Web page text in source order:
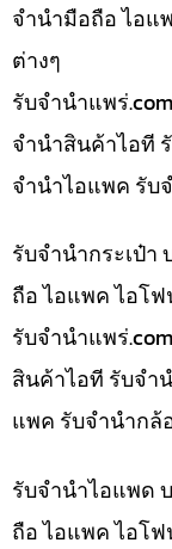
จำนำมือถือ ไอแ
ต่างๆ
รับจํานําแพร่
จำนำสินค้าไอที
จำนำไอแพค รับ
รับจำนำกระเป๋า
ถือ ไอแพค ไอโ
รับจํานําแพร่
สินค้าไอที รับจำ
แพค รับจำนำกล้
รับจำนำไอแพด
ถือ ไอแพค ไอโ